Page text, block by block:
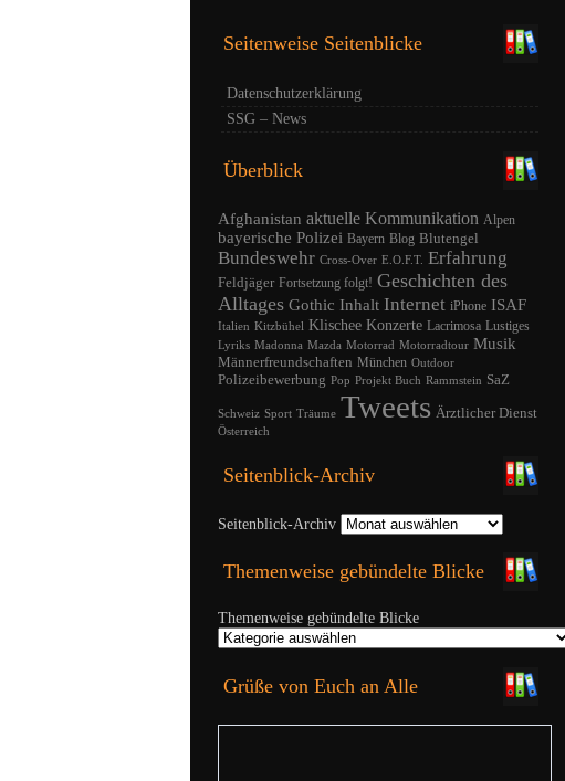
Seitenweise Seitenblicke
Datenschutzerklärung
SSG – News
Überblick
Afghanistan aktuelle Kommunikation Alpen
bayerische Polizei Bayern Blog Blutengel
Bundeswehr Cross-Over E.O.F.T. Erfahrung
Feldjäger Fortsetzung folgt! Geschichten des
Alltages Gothic Inhalt Internet iPhone ISAF
Italien Kitzbühel Klischee Konzerte Lacrimosa Lustiges
Lyriks Madonna Mazda Motorrad Motorradtour Musik
Männerfreundschaften München Outdoor
Polizeibewerbung Pop Projekt Buch Rammstein SaZ
Schweiz Sport Träume Tweets Ärztlicher Dienst
Österreich
Seitenblick-Archiv
Seitenblick-Archiv
Themenweise gebündelte Blicke
Themenweise gebündelte Blicke
Grüße von Euch an Alle